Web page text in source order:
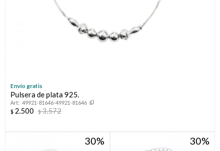
Envío gratis
Pulsera de plata 925.
49921-81646-49921-81646
$ 2.500 $3.572
30 30